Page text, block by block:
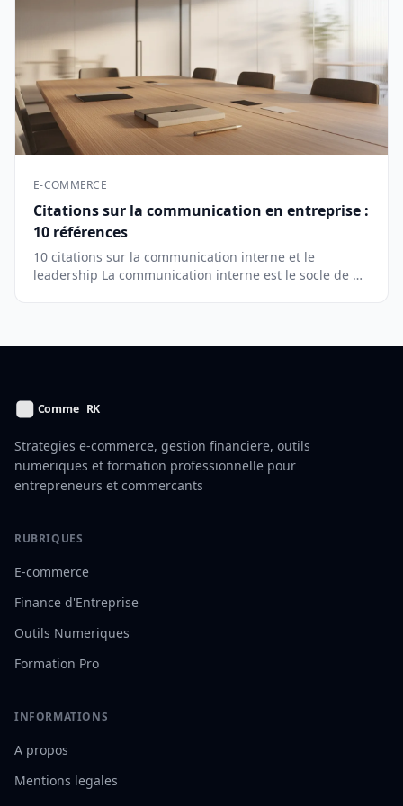
E-COMMERCE
Citations sur la communication en entreprise :
10 références
10 citations sur la communication interne et le
leadership La communication interne est le socle de …
Strategies e-commerce, gestion financiere, outils
numeriques et formation professionnelle pour
entrepreneurs et commercants
RUBRIQUES
E-commerce
Finance d'Entreprise
Outils Numeriques
Formation Pro
INFORMATIONS
A propos
Mentions legales